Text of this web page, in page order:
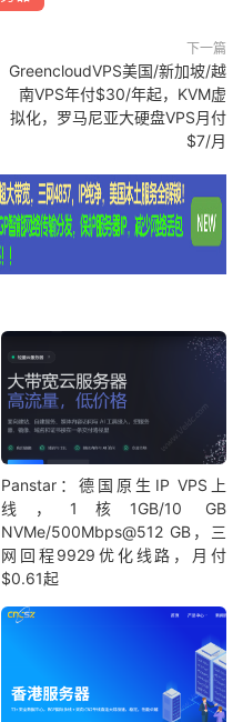
下一篇
GreencloudVPS美国/新加坡/越
南VPS年付$30/年起，KVM虚
拟化，罗马尼亚大硬盘VPS月付
$7/月
Panstar：德国原生IP VPS上
线，1核1GB/10 GB
NVMe/500Mbps@512 GB，三
网回程9929优化线路，月付
$0.61起